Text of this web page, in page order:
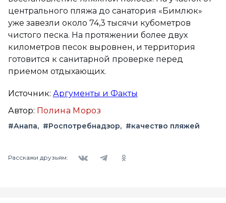
центрального пляжа до санатория «Бимлюк»
уже завезли около 74,3 тысячи кубометров
чистого песка. На протяжении более двух
километров песок выровнен, и территория
готовится к санитарной проверке перед
приемом отдыхающих.
Источник: Аргументы и Факты
Автор: Полина Мороз
#Анапа #Роспотребнадзор #качество пляжей
Расскажи друзьям: